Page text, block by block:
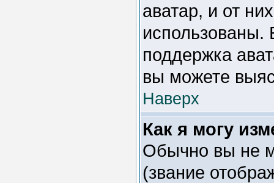
аватар, и от
поддержка
вы можете
Наверх
Как я могу
Обычно вы не
(звание